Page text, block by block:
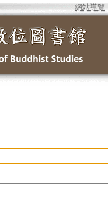
網站導覽